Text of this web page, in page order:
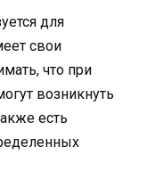
для
свои
что при
возникнуть
есть